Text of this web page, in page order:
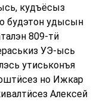
кудъёсыз
будэтон удысын
809-тӥ
УЭ-ысь
утиськонъя
но Ижкар
Алексей